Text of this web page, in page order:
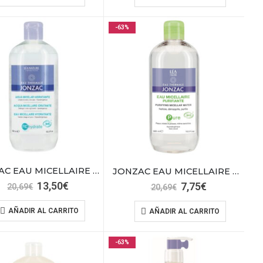
era:
es:
JONZAC EAU MICELLAIRE HYDRANTANT 500ML
20,69€ El
original
era:
13,50€
actual
es:
AÑADIR AL CARRITO
-63%
JONZAC EAU MICELLAIRE PURIRIANTE 500ML
20,69€ El
original
era:
7,75€El
actual
es:
AÑADIR AL CARRITO
-63%